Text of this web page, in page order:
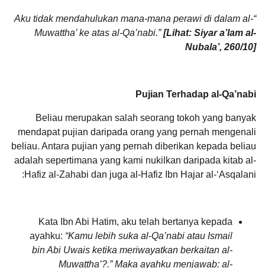
“Aku tidak mendahulukan mana-mana perawi di dalam al-
Muwattha’ ke atas al-Qa’nabi.”[Lihat: Siyar a’lam al-
Nubala’, 260/10]
Pujian Terhadap al-Qa’nabi
Beliau merupakan salah seorang tokoh yang banyak
mendapat pujian daripada orang yang pernah mengenali
beliau. Antara pujian yang pernah diberikan kepada beliau
adalah sepertimana yang kami nukilkan daripada kitab al-
Hafiz al-Zahabi dan juga al-Hafiz Ibn Hajar al-‘Asqalani:
Kata Ibn Abi Hatim, aku telah bertanya kepada
ayahku: “Kamu lebih suka al-Qa’nabi atau Ismail
bin Abi Uwais ketika meriwayatkan berkaitan al-
Muwattha’?.” Maka ayahku menjawab: al-